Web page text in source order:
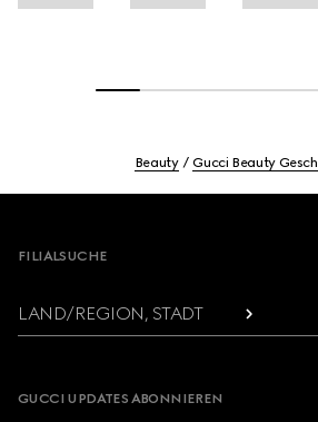
Beauty Gucci Beauty
FILIALSUCHE
LAND/REGION, STADT
GUCCI UPDATES ABONNIEREN